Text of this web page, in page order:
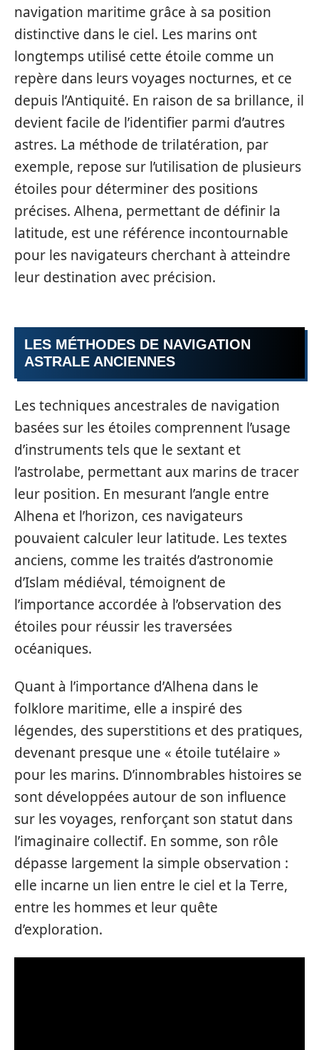
navigation maritime grâce à sa position
distinctive dans le ciel. Les marins ont
longtemps utilisé cette étoile comme un
repère dans leurs voyages nocturnes, et ce
depuis l’Antiquité. En raison de sa brillance, il
devient facile de l’identifier parmi d’autres
astres. La méthode de trilatération, par
exemple, repose sur l’utilisation de plusieurs
étoiles pour déterminer des positions
précises. Alhena, permettant de définir la
latitude, est une référence incontournable
pour les navigateurs cherchant à atteindre
leur destination avec précision.
LES MÉTHODES DE NAVIGATION
ASTRALE ANCIENNES
Les techniques ancestrales de navigation
basées sur les étoiles comprennent l’usage
d’instruments tels que le sextant et
l’astrolabe, permettant aux marins de tracer
leur position. En mesurant l’angle entre
Alhena et l’horizon, ces navigateurs
pouvaient calculer leur latitude. Les textes
anciens, comme les traités d’astronomie
d’Islam médiéval, témoignent de
l’importance accordée à l’observation des
étoiles pour réussir les traversées
océaniques.
Quant à l’importance d’Alhena dans le
folklore maritime, elle a inspiré des
légendes, des superstitions et des pratiques,
devenant presque une « étoile tutélaire »
pour les marins. D’innombrables histoires se
sont développées autour de son influence
sur les voyages, renforçant son statut dans
l’imaginaire collectif. En somme, son rôle
dépasse largement la simple observation :
elle incarne un lien entre le ciel et la Terre,
entre les hommes et leur quête
d’exploration.